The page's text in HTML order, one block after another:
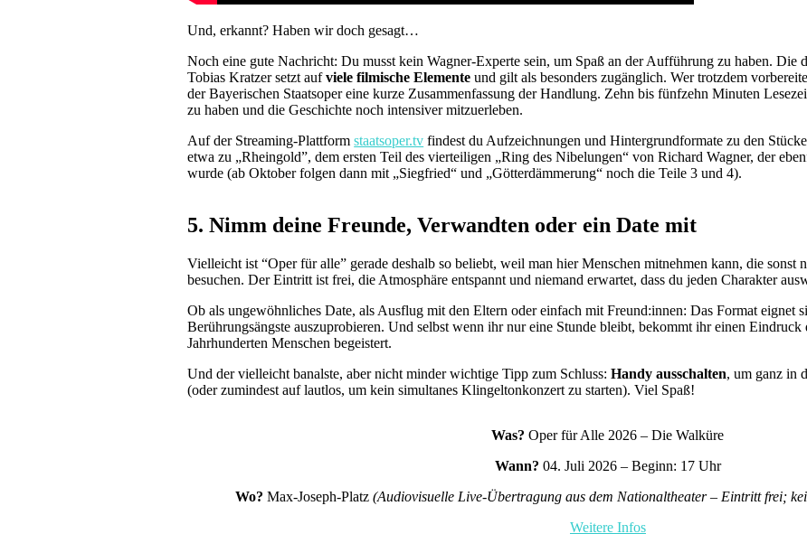
Und, erkannt? Haben wir doch gesagt…
Noch eine gute Nachricht: Du musst kein Wagner-Experte sein, um Spaß an der Aufführung zu haben. Die
Tobias Kratzer setzt aufviele filmische Elemente und gilt als besonders zugänglich. Wer trotzdem
der Bayerischen Staatsoper eine kurze Zusammenfassung der Handlung. Zehn bis fünfzehn Minuten
zu haben und die Geschichte noch intensiver mitzuerleben.
Auf der Streaming-Plattformstaatsoper.tv findest du Aufzeichnungen und Hintergrundformate zu den
etwa zu „Rheingold”, dem ersten Teil des vierteiligen „Ring des Nibelungen“ von Richard Wagner, der
wurde (ab Oktober folgen dann mit „Siegfried“ und „Götterdämmerung“ noch die Teile 3 und 4).
5. Nimm deine Freunde, Verwandten oder ein Date mit
Vielleicht ist “Oper für alle” gerade deshalb so beliebt, weil man hier Menschen mitnehmen kann, die sonst
besuchen. Der Eintritt ist frei, die Atmosphäre entspannt und niemand erwartet, dass du jeden Charakter
Ob als ungewöhnliches Date, als Ausflug mit den Eltern oder einfach mit Freund:innen: Das Format eignet
Berührungsängste auszuprobieren. Und selbst wenn ihr nur eine Stunde bleibt, bekommt ihr einen
Jahrhunderten Menschen begeistert.
Und der vielleicht banalste, aber nicht minder wichtige Tipp zum Schluss:Handy ausschalten, um ganz in
(oder zumindest auf lautlos, um kein simultanes Klingeltonkonzert zu starten). Viel Spaß!
Was? Oper für Alle 2026 – Die Walküre
Wann? 04. Juli 2026 – Beginn: 17 Uhr
Wo? Max-Joseph-Platz (Audiovisuelle Live-Übertragung aus dem Nationaltheater – Eintritt frei;
Weitere Infos